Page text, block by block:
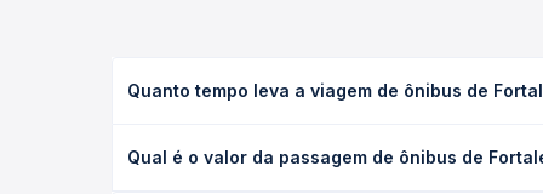
Quanto tempo leva a viagem de ônibus de
executivo ou leito) e as condições de tráfego. Na
Qual é o valor da passagem de ônibus de